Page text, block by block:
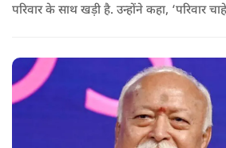
परिवार के साथ खड़ी है. उन्होंने कहा, ‘परिवार